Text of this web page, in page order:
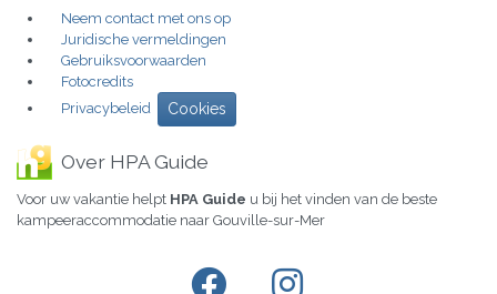
Neem contact met ons op
Juridische vermeldingen
Gebruiksvoorwaarden
Fotocredits
Privacybeleid
Cookies
Over HPA Guide
Voor uw vakantie helpt HPA Guide u bij het vinden van de beste
kampeeraccommodatie naar Gouville-sur-Mer